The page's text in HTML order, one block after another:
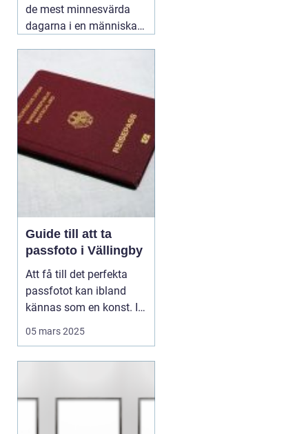
de mest minnesvärda
dagarna i en människas
känslosamma stunder
som man vill för evigt
bevara i minnet.
september 2025
Guide till att ta
passfoto i Vällingby
Att få till det perfekta
passfotot kan ibland
kännas som en konst. I
rät...
05 mars 2025